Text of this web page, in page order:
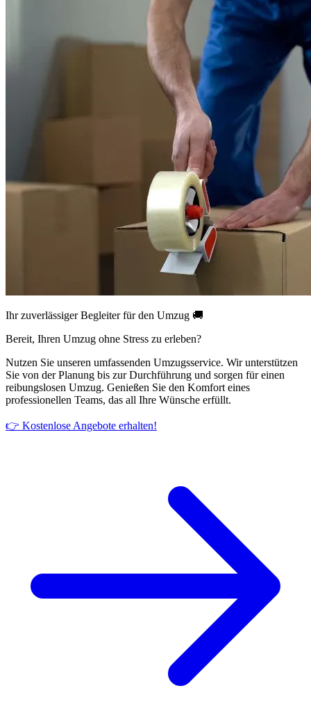
Ihr zuverlässiger Begleiter für den Umzug 🚚
Bereit, Ihren Umzug ohne Stress zu erleben?
Nutzen Sie unseren umfassenden Umzugsservice. Wir unterstützen
Sie von der Planung bis zur Durchführung und sorgen für einen
reibungslosen Umzug. Genießen Sie den Komfort eines
professionellen Teams, das all Ihre Wünsche erfüllt.
👉 Kostenlose Angebote erhalten!